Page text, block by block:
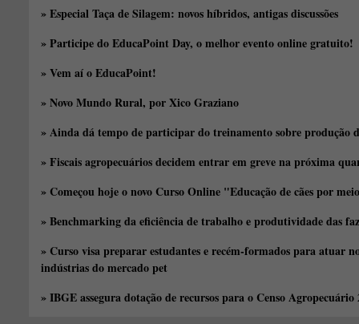
» Especial Taça de Silagem: novos híbridos, antigas discussões
» Participe do EducaPoint Day, o melhor evento online gratuito!
» Vem aí o EducaPoint!
» Novo Mundo Rural, por Xico Graziano
» Ainda dá tempo de participar do treinamento sobre produção
» Fiscais agropecuários decidem entrar em greve na próxima
» Começou hoje o novo Curso Online "Educação de cães por
» Benchmarking da eficiência de trabalho e produtividade das
» Curso visa preparar estudantes e recém-formados para atuar
indústrias do mercado pet
» IBGE assegura dotação de recursos para o Censo Agropecuário